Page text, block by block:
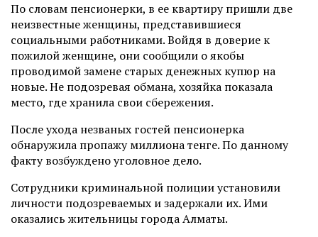
По словам пенсионерки, в ее квартиру пришли две
неизвестные женщины, представившиеся
социальными работниками. Войдя в доверие к
пожилой женщине, они сообщили о якобы
проводимой замене старых денежных купюр на
новые. Не подозревая обмана, хозяйка показала
место, где хранила свои сбережения.
После ухода незваных гостей пенсионерка
обнаружила пропажу миллиона тенге. По данному
факту возбуждено уголовное дело.
Сотрудники криминальной полиции установили
личности подозреваемых и задержали их. Ими
оказались жительницы города Алматы.